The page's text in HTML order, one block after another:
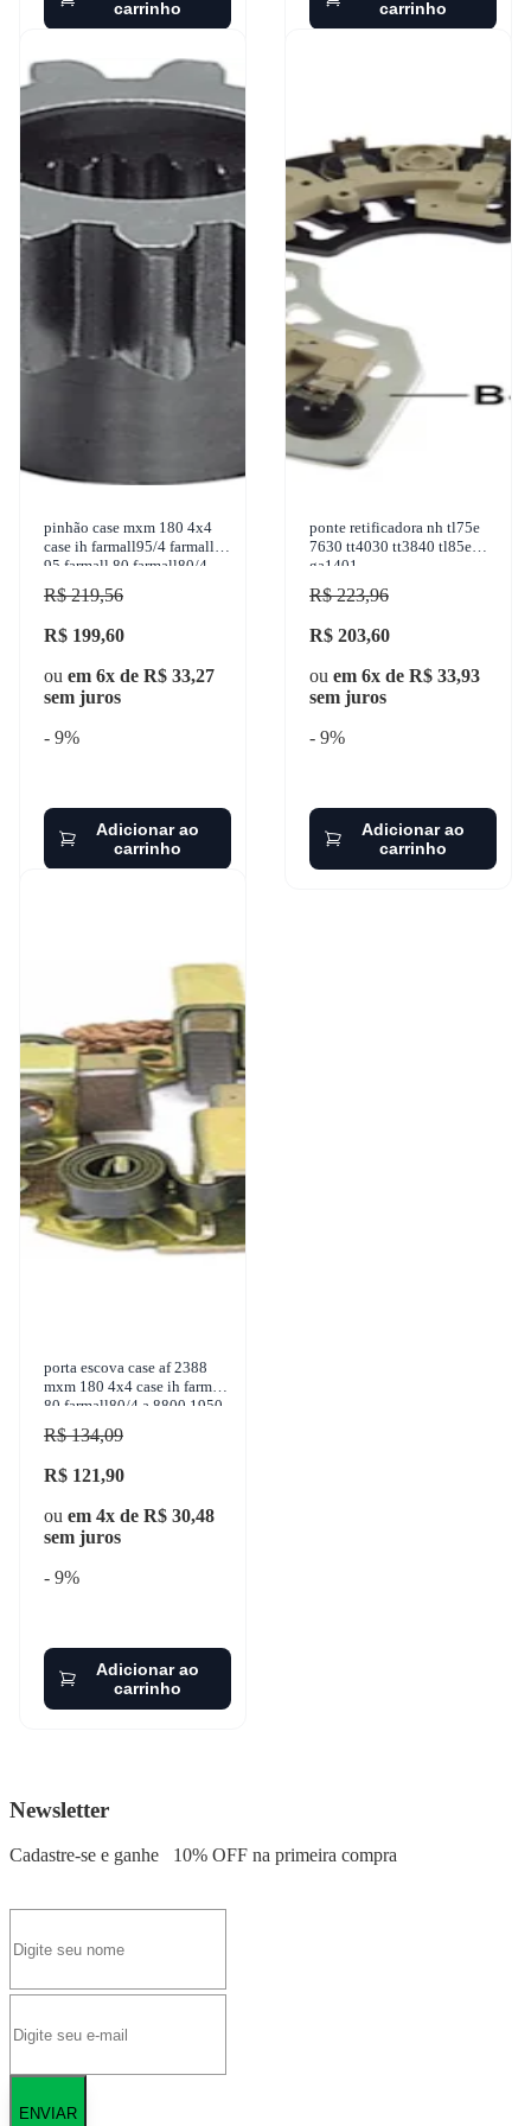
carrinho carrinho
pinhão case mxm 180 4x4
case ih farmall95/4 farmall
95 farmall 80 farmall80/4
1950-2005 zen - 9302
R$ 219,56
R$ 199,60
ou em 6x de R$ 33,27
sem juros
- 9%
Adicionar ao
carrinho
ponte retificadora nh tl75e
7630 tt4030 tt3840 tl85e
ga1401
R$ 223,96
R$ 203,60
ou em 6x de R$ 33,93
sem juros
- 9%
Adicionar ao
carrinho
porta escova case af 2388
mxm 180 4x4 case ih farmall
80 farmall80/4 a 8800 1950-
2005 unifap - 1.145/4
R$ 134,09
R$ 121,90
ou em 4x de R$ 30,48
sem juros
- 9%
Adicionar ao
carrinho
Newsletter
Cadastre-se e ganhe 10% OFF na primeira compra
ENVIAR